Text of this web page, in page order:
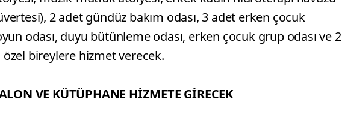
2 adet gündüz bakım odası, 3 adet erken çocuk
odası, duyu bütünleme odası, erken çocuk grup odası ve 2
özel bireylere hizmet verecek.
VE KÜTÜPHANE HİZMETE GİRECEK